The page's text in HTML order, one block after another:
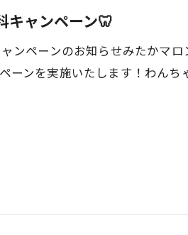
キャンペーン🦷
ンペーンのお知らせみたかマ
ーンを実施いたします！わん